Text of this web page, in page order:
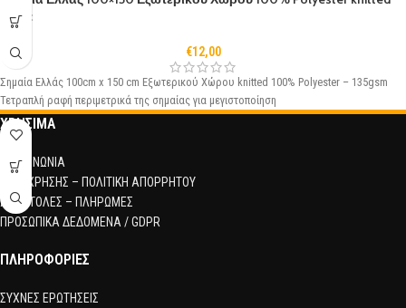
fabric
€12,00
Σημαία Ελλάς 100cm x 150 cm Εξωτερικού Χώρου knitted 100% Polyester – 135gsm
Τετραπλή ραφή περιμετρικά της σημαίας για μεγιστοποίηση
ΧΡΗΣΙΜΑ
ΕΠΙΚΟΙΝΩΝΙΑ
ΟΡΟΙ ΧΡΗΣΗΣ – ΠΟΛΙΤΙΚΗ ΑΠΟΡΡΗΤΟΥ
ΑΠΟΣΤΟΛΕΣ – ΠΛΗΡΩΜΕΣ
ΠΡΟΣΩΠΙΚΑ ΔΕΔΟΜΕΝΑ / GDPR
ΠΛΗΡΟΦΟΡΙΕΣ
ΣΥΧΝΕΣ ΕΡΩΤΗΣΕΙΣ